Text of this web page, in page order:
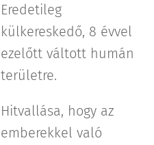
Eredetileg
külkereskedő, 8 évvel
ezelőtt váltott humán
területre.
Hitvallása, hogy az
emberekkel való